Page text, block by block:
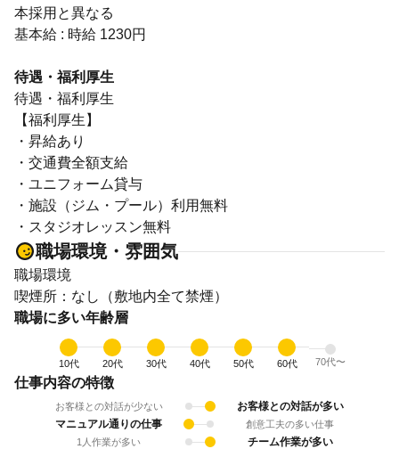
本採用と異なる
基本給 : 時給 1230円
待遇・福利厚生
待遇・福利厚生
【福利厚生】
・昇給あり
・交通費全額支給
・ユニフォーム貸与
・施設（ジム・プール）利用無料
・スタジオレッスン無料
職場環境・雰囲気
職場環境
喫煙所：なし（敷地内全て禁煙）
職場に多い年齢層
10代 20代 30代 40代 50代 60代 70代〜
仕事内容の特徴
お客様との対話が少ない
お客様との対話が多い
マニュアル通りの仕事
創意工夫の多い仕事
1人作業が多い
チーム作業が多い